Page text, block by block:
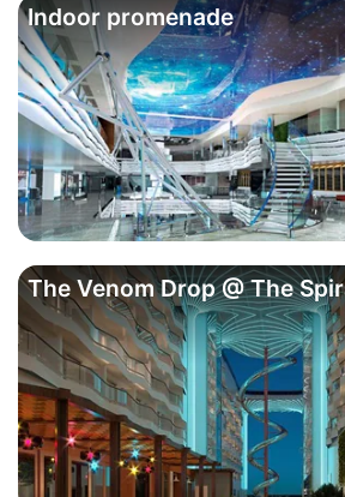
Indoor promenade
The Venom Drop @ The